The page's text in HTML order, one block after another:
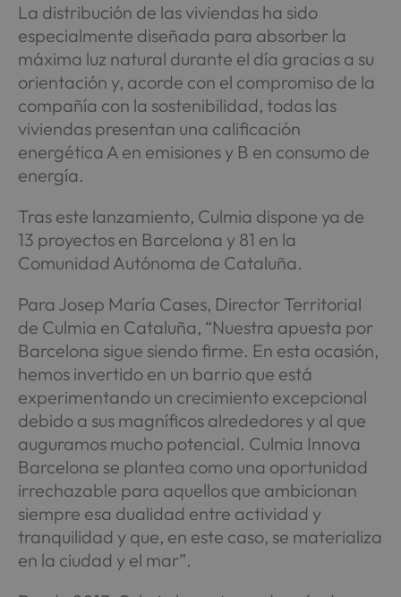
La distribución de las viviendas ha sido
especialmente diseñada para absorber la
máxima luz natural durante el día gracias a su
orientación y, acorde con el compromiso de la
compañía con la sostenibilidad, todas las
viviendas presentan una calificación
energética A en emisiones y B en consumo de
energía.
Tras este lanzamiento, Culmia dispone ya de
13 proyectos en Barcelona y 81 en la
Comunidad Autónoma de Cataluña.
Para Josep María Cases, Director Territorial
de Culmia en Cataluña, “Nuestra apuesta por
Barcelona sigue siendo firme. En esta ocasión,
hemos invertido en un barrio que está
experimentando un crecimiento excepcional
debido a sus magníficos alrededores y al que
auguramos mucho potencial. Culmia Innova
Barcelona se plantea como una oportunidad
irrechazable para aquellos que ambicionan
siempre esa dualidad entre actividad y
tranquilidad y que, en este caso, se materializa
en la ciudad y el mar”.